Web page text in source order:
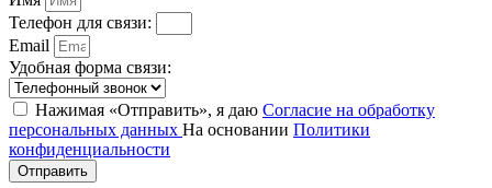
Телефон для связи:
Email
Удобная форма связи:
Нажимая «Отправить», я даю Согласие на обработку
персональных данных На основании Политики
конфиденциальности
Отправить